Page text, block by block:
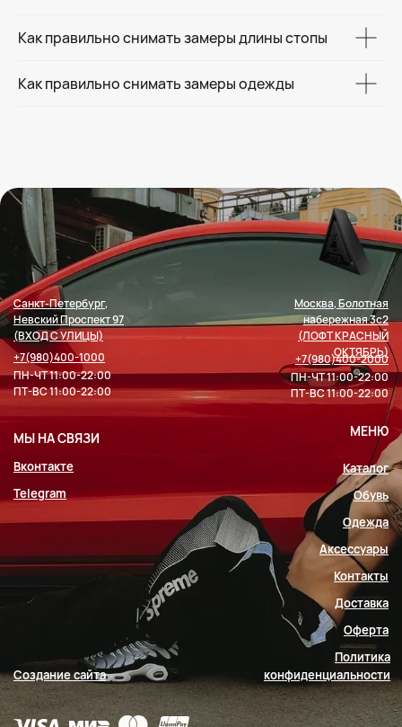
Как правильно снимать замеры длины стопы
Как правильно снимать замеры одежды
Санкт-Петербург,
Невский Проспект 97
(ВХОД С УЛИЦЫ)
+7(980)400-1000
ПН-ЧТ 11:00-22:00
ПТ-ВС 11:00-22:00
Москва, Болотная
набережная 3с2
(ЛОФТ КРАСНЫЙ
ОКТЯБРЬ)
+7(980)400-2000
ПН-ЧТ 11:00-22:00
ПТ-ВС 11:00-22:00
МЕНЮ
Каталог
Обувь
Одежда
Аксессуары
Контакты
Доставка
Оферта
Политика
конфиденциальности
МЫ НА СВЯЗИ
Вконтакте
Telegram
Создание сайта